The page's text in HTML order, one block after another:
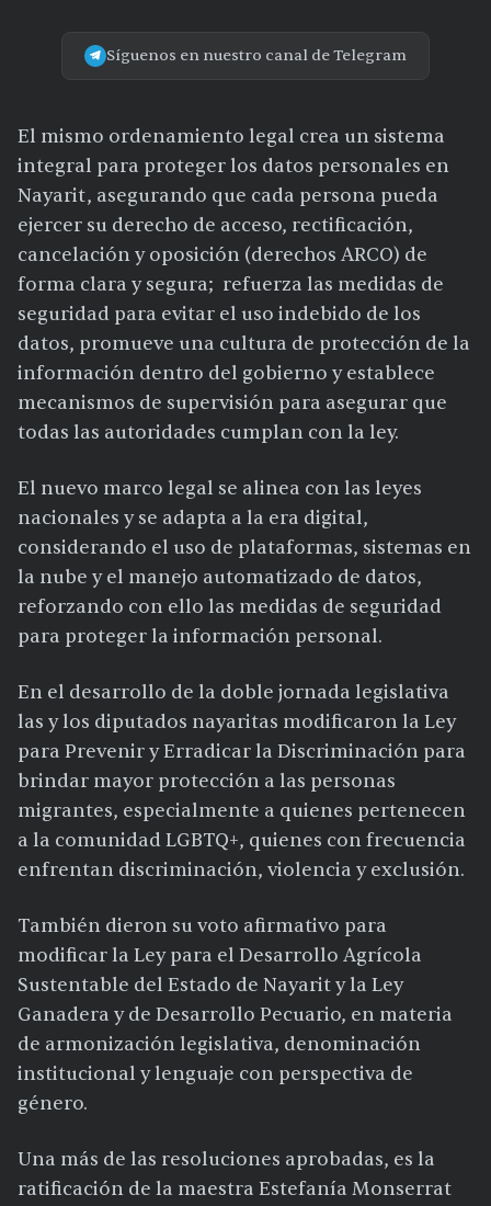
Síguenos en nuestro canal de Telegram
El mismo ordenamiento legal crea un sistema
integral para proteger los datos personales en
Nayarit, asegurando que cada persona pueda
ejercer su derecho de acceso, rectificación,
cancelación y oposición (derechos ARCO) de
forma clara y segura; refuerza las medidas de
seguridad para evitar el uso indebido de los
datos, promueve una cultura de protección de la
información dentro del gobierno y establece
mecanismos de supervisión para asegurar que
todas las autoridades cumplan con la ley.
El nuevo marco legal se alinea con las leyes
nacionales y se adapta a la era digital,
considerando el uso de plataformas, sistemas en
la nube y el manejo automatizado de datos,
reforzando con ello las medidas de seguridad
para proteger la información personal.
En el desarrollo de la doble jornada legislativa
las y los diputados nayaritas modificaron la Ley
para Prevenir y Erradicar la Discriminación para
brindar mayor protección a las personas
migrantes, especialmente a quienes pertenecen
a la comunidad LGBTQ+, quienes con frecuencia
enfrentan discriminación, violencia y exclusión.
También dieron su voto afirmativo para
modificar la Ley para el Desarrollo Agrícola
Sustentable del Estado de Nayarit y la Ley
Ganadera y de Desarrollo Pecuario, en materia
de armonización legislativa, denominación
institucional y lenguaje con perspectiva de
género.
Una más de las resoluciones aprobadas, es la
ratificación de la maestra Estefanía Monserrat